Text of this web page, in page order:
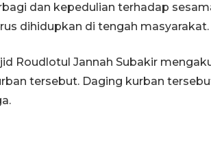
dan kepedulian terhadap
dihidupkan di tengah masyarakat.
Roudlotul Jannah Subakir
tersebut. Daging kurban